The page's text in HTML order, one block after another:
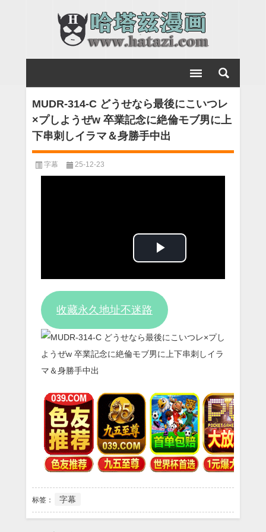
MUDR-314-C どうせなら最後にこいつレ
×プしようぜw 卒業記念に絶倫モブ男に上
下串刺しイラマ＆身勝手中出
字幕 25-12-23
Play
收藏永久地址不迷路
标签： 字幕